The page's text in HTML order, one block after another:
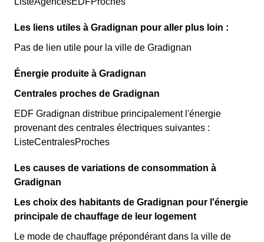
Les liens utiles à Gradignan pour aller plus loin :
Pas de lien utile pour la ville de Gradignan
Énergie produite à Gradignan
Centrales proches de Gradignan
EDF Gradignan distribue principalement l'énergie
provenant des centrales électriques suivantes :
ListeCentralesProches
Les causes de variations de consommation à
Gradignan
Les choix des habitants de Gradignan pour l'énergie
principale de chauffage de leur logement
Le mode de chauffage prépondérant dans la ville de